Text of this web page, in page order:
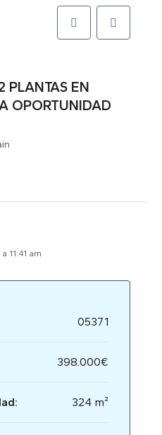
PLANTAS EN
OPORTUNIDAD
11:41 am
05371
398.000€
324 m²